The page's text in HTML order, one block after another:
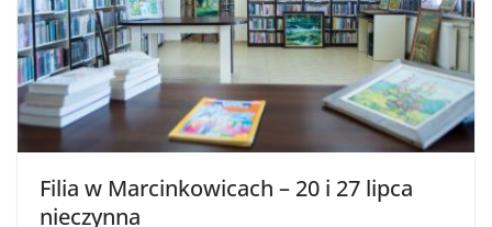
Filia w Marcinkowicach – 20 i 27 lipca
nieczynna